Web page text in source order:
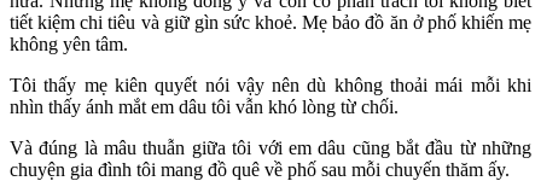
tiết kiệm chi tiêu và giữ gìn sức khoẻ. Mẹ bảo đồ ăn ở phố khiến mẹ
không yên tâm.
Tôi thấy mẹ kiên quyết nói vậy nên dù không thoải mái mỗi khi
nhìn thấy ánh mắt em dâu tôi vẫn khó lòng từ chối.
Và đúng là mâu thuẫn giữa tôi với em dâu cũng bắt đầu từ những
chuyện gia đình tôi mang đồ quê về phố sau mỗi chuyến thăm ấy.